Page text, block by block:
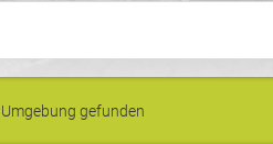
gefunden